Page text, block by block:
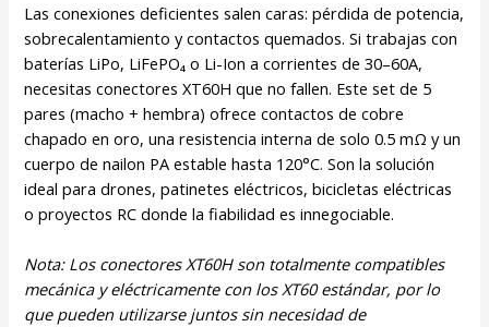
Las conexiones deficientes salen caras: pérdida de potencia,
sobrecalentamiento y contactos quemados. Si trabajas con
baterías LiPo, LiFePO₄ o Li-Ion a corrientes de 30–60A,
necesitas conectores XT60H que no fallen. Este set de 5
pares (macho + hembra) ofrece contactos de cobre
chapado en oro, una resistencia interna de solo 0.5 mΩ y un
cuerpo de nailon PA estable hasta 120°C. Son la solución
ideal para drones, patinetes eléctricos, bicicletas eléctricas
o proyectos RC donde la fiabilidad es innegociable.
Nota: Los conectores XT60H son totalmente compatibles
mecánica y eléctricamente con los XT60 estándar, por lo
que pueden utilizarse juntos sin necesidad de